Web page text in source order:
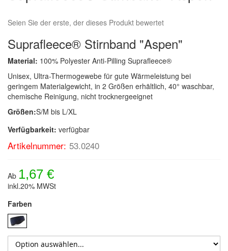
Seien Sie der erste, der dieses Produkt bewertet
Suprafleece® Stirnband "Aspen"
Material: 100% Polyester Anti-Pilling Suprafleece®
Unisex, Ultra-Thermogewebe für gute Wärmeleistung bei
geringem Materialgewicht, in 2 Größen erhältlich, 40° waschbar,
chemische Reinigung, nicht trocknergeeignet
Größen:S/M bis L/XL
Verfügbarkeit: verfügbar
Artikelnummer: 53.0240
Ab 1,67 €
inkl.20% MWSt
Farben